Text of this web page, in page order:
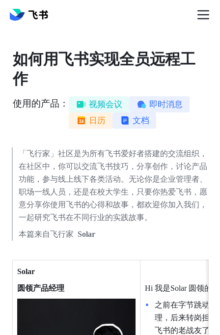
如何用飞书实现全员远程工
作
使用的产品： 视频会议
即时消息
日历
文档
「飞行家」社区是为所有飞书爱好者搭建的交流组织，
在社区中，你可以交流飞书技巧，分享创作，讨论产品
功能，参与线上线下各类活动。无论你是企业管理者、
职场一线人员，还是在校大学生，只要你热爱飞书，愿
意分享你使用飞书的心得和故事，都欢迎你加入我们，
一起研究飞书在不同行业的实践故事。
本篇来自飞行家 Solar
Solar
圆领产品经理
Hi 我是Solar 圆领的
之前在字节跳动
理，后来转岗担任
飞书的老战友了。